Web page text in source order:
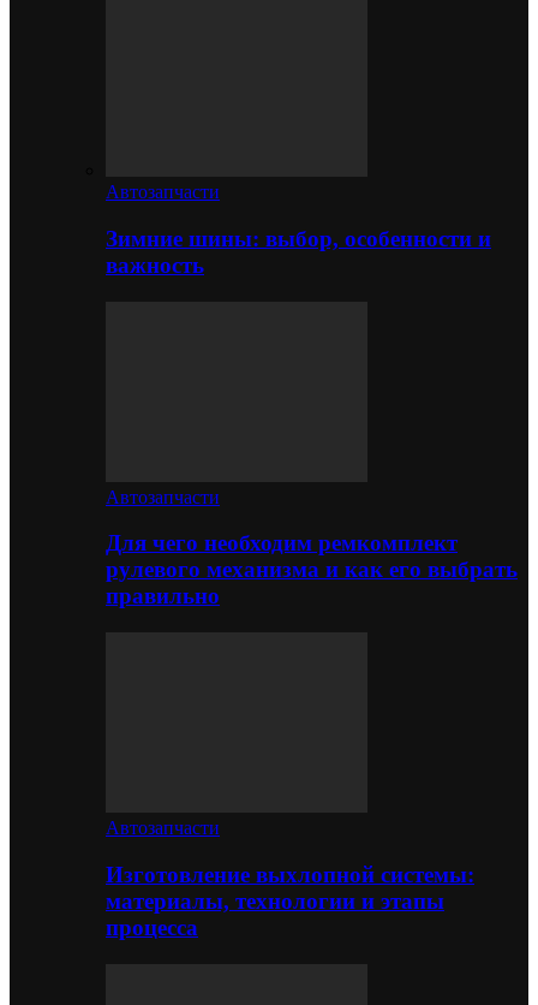
Автозапчасти
Зимние шины: выбор, особенности и
важность
Автозапчасти
Для чего необходим ремкомплект
рулевого механизма и как его выбрать
правильно
Автозапчасти
Изготовление выхлопной системы:
материалы, технологии и этапы
процесса